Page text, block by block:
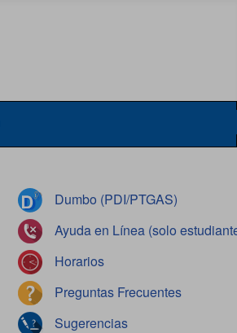
Dumbo (PDI/PTGAS)
Ayuda en Línea (solo
Horarios
Preguntas Frecuentes
Sugerencias